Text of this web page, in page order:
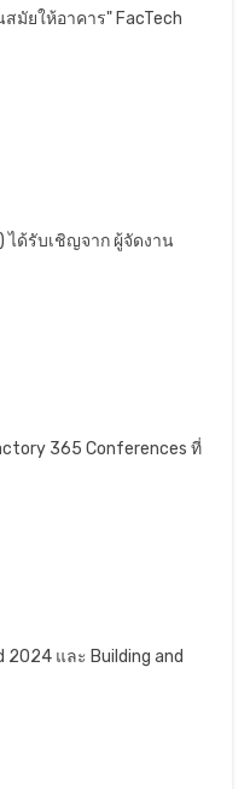
มัยให้อาคาร" FacTech
ได้รับเชิญจาก ผู้จัดงาน
365 Conferences ที่
และ Building and